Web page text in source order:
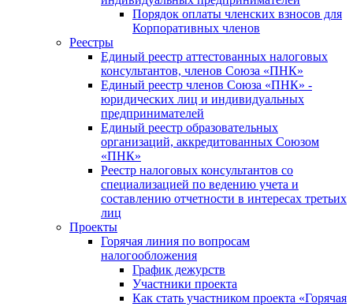
Порядок оплаты членских взносов для
Корпоративных членов
Реестры
Единый реестр аттестованных налоговых
консультантов, членов Союза «ПНК»
Единый реестр членов Союза «ПНК» -
юридических лиц и индивидуальных
предпринимателей
Единый реестр образовательных
организаций, аккредитованных Союзом
«ПНК»
Реестр налоговых консультантов со
специализацией по ведению учета и
составлению отчетности в интересах третьих
лиц
Проекты
Горячая линия по вопросам
налогообложения
График дежурств
Участники проекта
Как стать участником проекта «Горячая